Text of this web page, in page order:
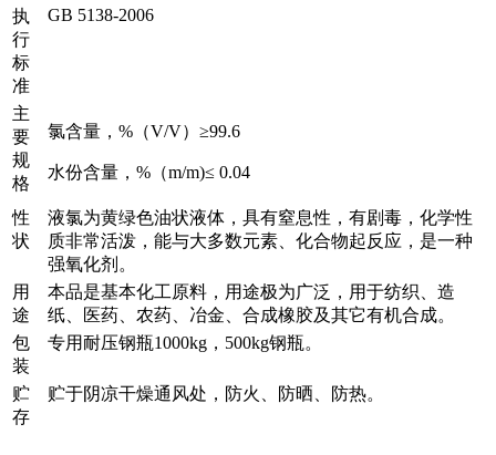
执
行
标
准
GB 5138-2006
主
要
规
格
氯含量，%（V/V）≥99.6
水份含量，%（m/m)≤ 0.04
性
状
液氯为黄绿色油状液体，具有窒息性，有剧毒，化学性
质非常活泼，能与大多数元素、化合物起反应，是一种
强氧化剂。
用
途
本品是基本化工原料，用途极为广泛，用于纺织、造
纸、医药、农药、冶金、合成橡胶及其它有机合成。
包
装
专用耐压钢瓶1000kg，500kg钢瓶。
贮
存
贮于阴凉干燥通风处，防火、防晒、防热。